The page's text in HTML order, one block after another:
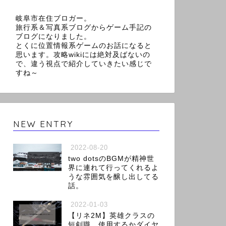
岐阜市在住ブロガー。
旅行系＆写真系ブログからゲーム手記の
ブログになりました。
とくに位置情報系ゲームのお話になると
思います。攻略wikiには絶対及ばないの
で、違う視点で紹介していきたい感じで
すね～
NEW ENTRY
2022-08-20
two dotsのBGMが精神世
界に連れて行ってくれるよ
うな雰囲気を醸し出してる
話。
2022-01-03
【リネ2M】英雄クラスの